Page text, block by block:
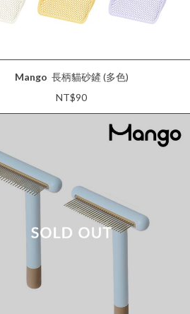
Mango 長柄貓砂鏟 (多色)
NT$90